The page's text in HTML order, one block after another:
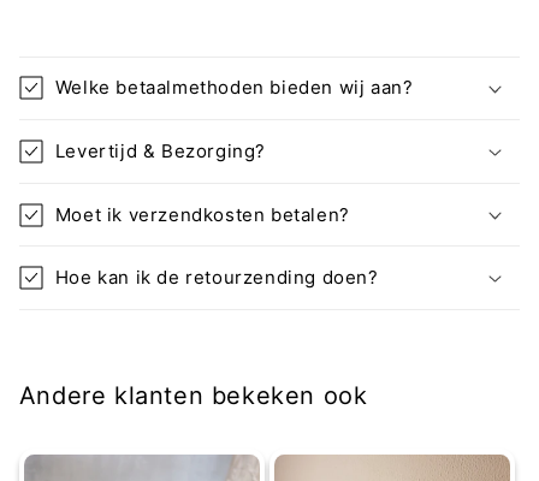
Welke betaalmethoden bieden wij aan?
Levertijd & Bezorging?
Moet ik verzendkosten betalen?
Hoe kan ik de retourzending doen?
Andere klanten bekeken ook